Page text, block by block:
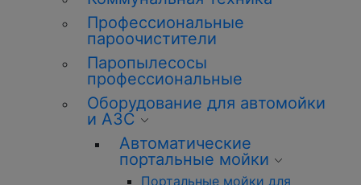
Профессиональные
пароочистители
Паропылесосы
профессиональные
Оборудование для автомойки
и АЗС
Автоматические
портальные мойки
Портальные мойки для